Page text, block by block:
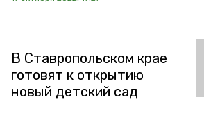
В Ставропольском крае
готовят к открытию
новый детский сад